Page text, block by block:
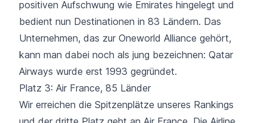
positiven Aufschwung wie Emirates hingelegt und
bedient nun Destinationen in 83 Ländern. Das
Unternehmen, das zur Oneworld Alliance gehört,
kann man dabei noch als jung bezeichnen: Qatar
Airways wurde erst 1993 gegründet.
Platz 3: Air France, 85 Länder
Wir erreichen die Spitzenplätze unseres Rankings